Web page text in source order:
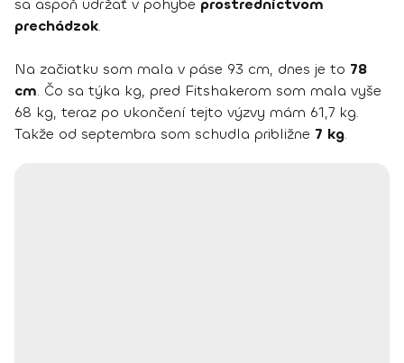
prechádzok.
Na začiatku som mala v páse 93 cm, dnes je to 78
cm. Čo sa týka kg, pred Fitshakerom som mala vyše
68 kg, teraz po ukončení tejto výzvy mám 61,7 kg.
Takže od septembra som schudla približne 7 kg.